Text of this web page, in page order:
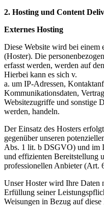
2. Hosting und Content
Externes Hosting
Diese Website wird bei einem
(Hoster). Die
erfasst werden, werden auf
Hierbei kann es sich v.
a. um IP-Adressen,
Kommunikationsdaten,
Websitezugriffe und sonstige
werden, handeln.
Der Einsatz des Hosters
gegenüber unseren
Abs. 1 lit. b DSGVO) und im
und effizienten Bereitstellung
professionellen Anbieter
Unser Hoster wird Ihre Daten
Erfüllung seiner
Weisungen in Bezug auf